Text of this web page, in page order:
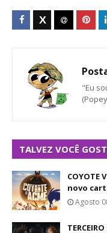
"Eu
TALVEZ VOCÊ
COYOTE
novo
Agosto